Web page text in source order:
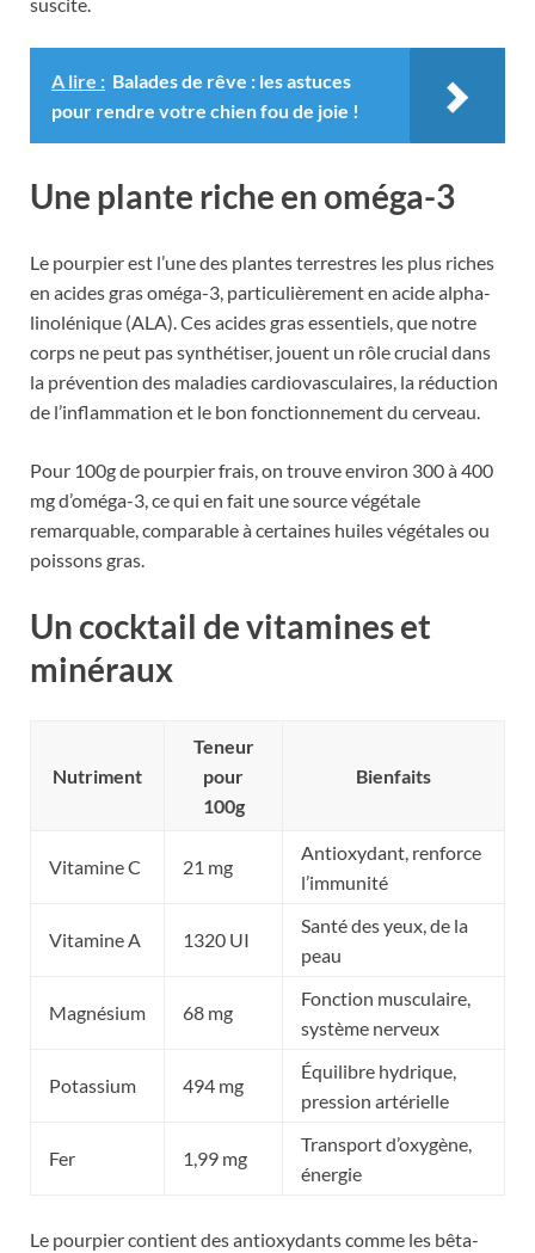
suscite.
A lire : Balades de rêve : les astuces
pour rendre votre chien fou de joie !
Une plante riche en oméga-3
Le pourpier est l’une des plantes terrestres les plus riches
en acides gras oméga-3, particulièrement en acide alpha-
linolénique (ALA). Ces acides gras essentiels, que notre
corps ne peut pas synthétiser, jouent un rôle crucial dans
la prévention des maladies cardiovasculaires, la réduction
de l’inflammation et le bon fonctionnement du cerveau.
Pour 100g de pourpier frais, on trouve environ 300 à 400
mg d’oméga-3, ce qui en fait une source végétale
remarquable, comparable à certaines huiles végétales ou
poissons gras.
Un cocktail de vitamines et
minéraux
Nutriment
Teneur
pour
100g
Bienfaits
Vitamine C 21 mg
Antioxydant, renforce
l’immunité
Vitamine A 1320 UI
Santé des yeux, de la
peau
Magnésium 68 mg
Fonction musculaire,
système nerveux
Potassium 494 mg
Équilibre hydrique,
pression artérielle
Fer 1,99 mg
Transport d’oxygène,
énergie
Le pourpier contient des antioxydants comme les bêta-